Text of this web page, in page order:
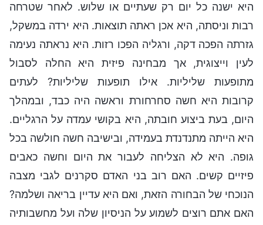
היא ישנה כל יום רק שעתיים או שלוש. לאחר שטרחה
רבות וניסתה, היא אכן ראתה תוצאות. היא ירדה במשקל,
גזרתה הפכה דקה, ורגליה הפכו רזות. היא נראתה נעימה
לעין וייצוגית, אך מבחינה פיזית היא החלה לסבול
מתופעות שליליות. אילו תופעות שליליות? לעתים
קרובות היא חשה סחרחורת וראשה היה כבד, ובמהלך
היום, בעת ביצוע חובתה, היא בקושי עמדה על הרגליים.
היא הייתה מתנדנדת בעמידה, ובישיבה חשה חולשה בכל
גופה. היא לא הצליחה לעבור את היום וחשה כאבים
פיזיים קשים. האם רוב בני האדם סקרנים לגבי מצבה
הנוכחי של הבחורה הזאת, ואם היא עדיין בריאה ושלמה?
האם אתם רוצים לשמוע על הניסיון שלה ועל מחשבותיה